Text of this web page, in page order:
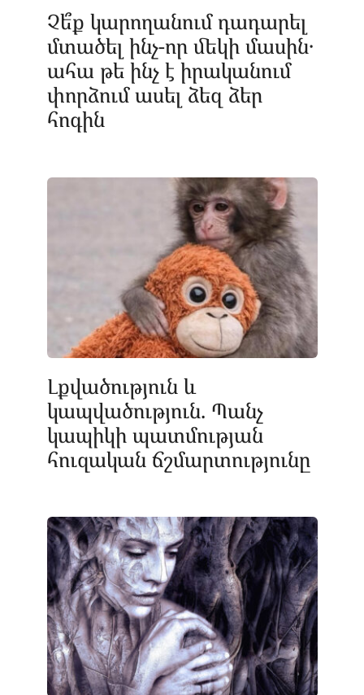
Չե՞ք կարողանում դադարել
մտածել ինչ-որ մեկի մասին․
ահա թե ինչ է իրականում
փորձում ասել ձեզ ձեր
հոգին
Լքվածություն և
կապվածություն. Պանչ
կապիկի պատմության
հուզական ճշմարտությունը